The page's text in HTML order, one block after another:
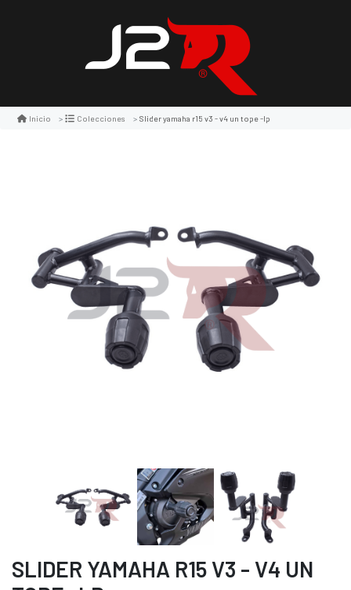
Inicio Colecciones Slider yamaha r15 v3 - v4 un tope -lp
SLIDER YAMAHA R15 V3 - V4 UN